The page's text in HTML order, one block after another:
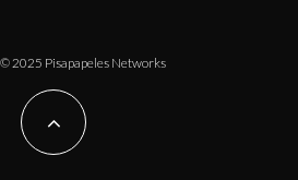
2025 Pisapapeles Networks